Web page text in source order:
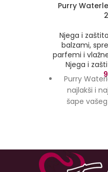
Purry
Njega i
balzami,
parfemi i
Njega i
Purry
najlakši i
šape
Nježni
formulisani